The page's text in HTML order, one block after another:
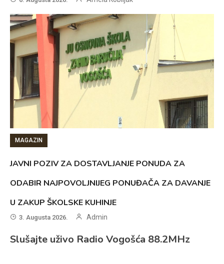
MAGAZIN
JAVNI POZIV ZA DOSTAVLJANJE PONUDA ZA
ODABIR NAJPOVOLJNIJEG PONUĐAČA ZA DAVANJE
U ZAKUP ŠKOLSKE KUHINJE
3. Augusta 2026. Admin
Slušajte uživo Radio Vogošća 88.2MHz